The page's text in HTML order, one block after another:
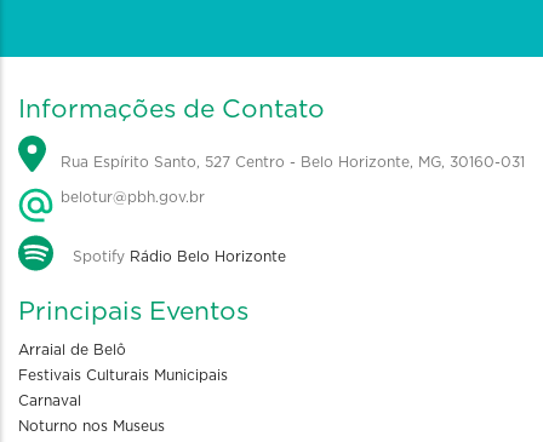
Informações de Contato
Rua Espírito Santo, 527 Centro - Belo Horizonte, MG, 30160-031
belotur@pbh.gov.br
Spotify Rádio Belo Horizonte
Principais Eventos
Arraial de Belô
Festivais Culturais Municipais
Carnaval
Noturno nos Museus